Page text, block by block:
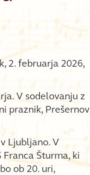
2. februarja 2026,
V sodelovanju z
praznik, Prešernov
Ljubljano. V
Šturma, ki
ob 20. uri,